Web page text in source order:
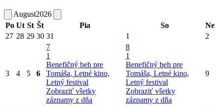
August2026
Po Ut St Št Pia So
Ne
27 28 29 30 31 1 2
3 4 5 6
7
1
Benefičný beh pre
Tomáša, Letné kino,
Letný festival
Zobraziť všetky
záznamy z dňa
8
1
Benefičný beh pre
Tomáša, Letné kino,
Letný festival
Zobraziť všetky
záznamy z dňa
9